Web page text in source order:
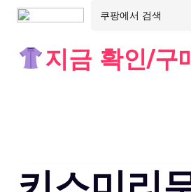
지금 확인/구